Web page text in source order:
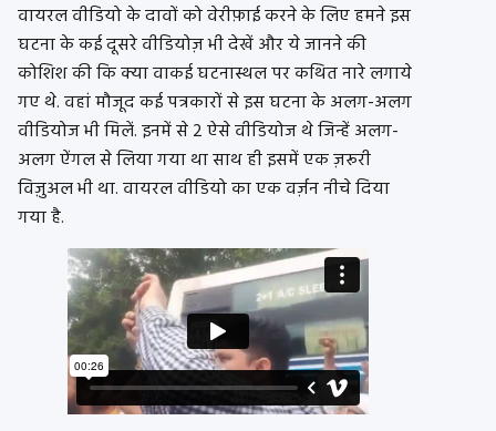
वायरल वीडियो के दावों को वेरीफ़ाई करने के लिए हमने इस
घटना के कई दूसरे वीडियोज़ भी देखें और ये जानने की
कोशिश की कि क्या वाकई घटनास्थल पर कथित नारे लगाये
गए थे. वहां मौजूद कई पत्रकारों से इस घटना के अलग-अलग
वीडियोज भी मिलें. इनमें से 2 ऐसे वीडियोज थे जिन्हें अलग-
अलग ऐंगल से लिया गया था साथ ही इसमें एक ज़रूरी
विज़ुअल भी था. वायरल वीडियो का एक वर्ज़न नीचे दिया
गया है.